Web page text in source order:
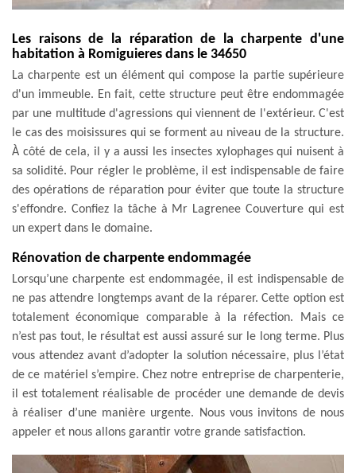
Les raisons de la réparation de la charpente d'une
habitation à Romiguieres dans le 34650
La charpente est un élément qui compose la partie supérieure
d'un immeuble. En fait, cette structure peut être endommagée
par une multitude d'agressions qui viennent de l'extérieur. C'est
le cas des moisissures qui se forment au niveau de la structure.
À côté de cela, il y a aussi les insectes xylophages qui nuisent à
sa solidité. Pour régler le problème, il est indispensable de faire
des opérations de réparation pour éviter que toute la structure
s'effondre. Confiez la tâche à Mr Lagrenee Couverture qui est
un expert dans le domaine.
Rénovation de charpente endommagée
Lorsqu’une charpente est endommagée, il est indispensable de
ne pas attendre longtemps avant de la réparer. Cette option est
totalement économique comparable à la réfection. Mais ce
n’est pas tout, le résultat est aussi assuré sur le long terme. Plus
vous attendez avant d’adopter la solution nécessaire, plus l’état
de ce matériel s’empire. Chez notre entreprise de charpenterie,
il est totalement réalisable de procéder une demande de devis
à réaliser d’une manière urgente. Nous vous invitons de nous
appeler et nous allons garantir votre grande satisfaction.